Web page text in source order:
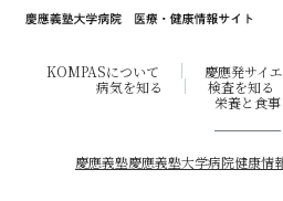
KOMPASについて 慶應発サイ
病気を知る
検査を知る
栄養と食事
慶應義塾慶應義塾大学病院健康情